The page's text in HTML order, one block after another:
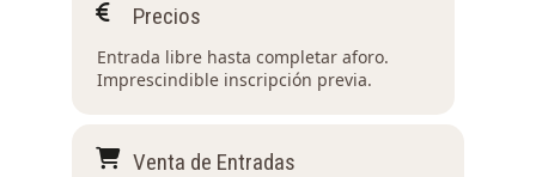
Precios
Entrada libre hasta completar aforo.
Imprescindible inscripción previa.
Venta de Entradas